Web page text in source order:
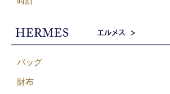
バッグ
財布